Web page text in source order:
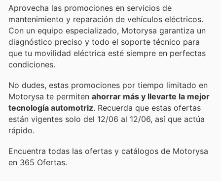
Aprovecha las promociones en servicios de
mantenimiento y reparación de vehículos eléctricos.
Con un equipo especializado, Motorysa garantiza un
diagnóstico preciso y todo el soporte técnico para
que tu movilidad eléctrica esté siempre en perfectas
condiciones.
No dudes, estas promociones por tiempo limitado en
Motorysa te permiten ahorrar más y llevarte la mejor
tecnología automotriz. Recuerda que estas ofertas
están vigentes solo del 12/06 al 12/06, así que actúa
rápido.
Encuentra todas las ofertas y catálogos de Motorysa
en 365 Ofertas.